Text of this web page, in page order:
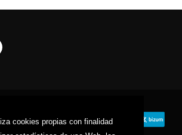
cookies propias con finalidad